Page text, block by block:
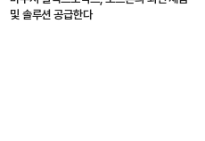
및 솔루션 공급한다